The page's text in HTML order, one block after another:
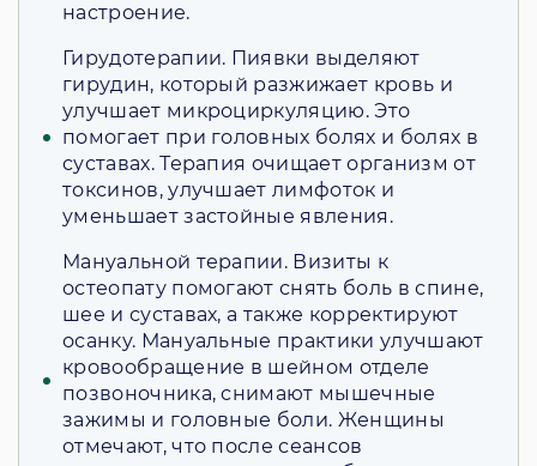
настроение.
Гирудотерапии. Пиявки выделяют
гирудин, который разжижает кровь и
улучшает микроциркуляцию. Это
помогает при головных болях и болях в
суставах. Терапия очищает организм от
токсинов, улучшает лимфоток и
уменьшает застойные явления.
Мануальной терапии. Визиты к
остеопату помогают снять боль в спине,
шее и суставах, а также корректируют
осанку. Мануальные практики улучшают
кровообращение в шейном отделе
позвоночника, снимают мышечные
зажимы и головные боли. Женщины
отмечают, что после сеансов